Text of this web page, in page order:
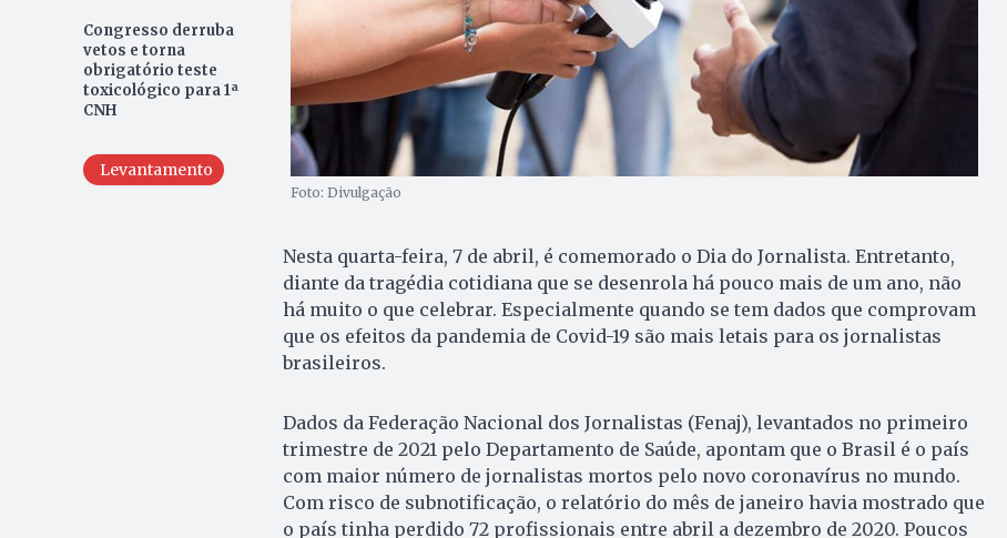
Congresso derruba
vetos e torna
obrigatório teste
toxicológico para 1ª
CNH
Levantamento
Foto: Divulgação
Nesta quarta-feira, 7 de abril, é comemorado o Dia do Jornalista. Entretanto,
diante da tragédia cotidiana que se desenrola há pouco mais de um ano, não
há muito o que celebrar. Especialmente quando se tem dados que comprovam
que os efeitos da pandemia de Covid-19 são mais letais para os jornalistas
brasileiros.
Dados da Federação Nacional dos Jornalistas (Fenaj), levantados no primeiro
trimestre de 2021 pelo Departamento de Saúde, apontam que o Brasil é o país
com maior número de jornalistas mortos pelo novo coronavírus no mundo.
Com risco de subnotificação, o relatório do mês de janeiro havia mostrado que
o país tinha perdido 72 profissionais entre abril a dezembro de 2020. Poucos